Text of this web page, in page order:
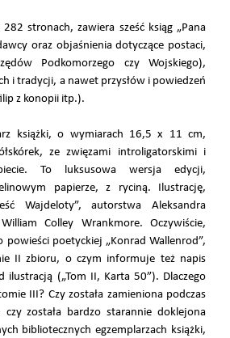
282 stronach, zawiera sześć ksiąg „Pana
oraz objaśnienia dotyczące postaci,
Podkomorzego czy Wojskiego),
i tradycji, a nawet przysłów i powiedzeń
z konopii itp.).
książki, o wymiarach 16,5 x 11 cm,
ze zwięzami introligatorskimi i
To luksusowa wersja edycji,
papierze, z ryciną. Ilustrację,
Wajdeloty”, autorstwa Aleksandra
Colley Wrankmore. Oczywiście,
powieści poetyckiej „Konrad Wallenrod”,
II zbioru, o czym informuje też napis
ilustracją („Tom II, Karta 50”). Dlaczego
III? Czy została zamieniona podczas
czy została bardzo starannie doklejona
bibliotecznych egzemplarzach książki,